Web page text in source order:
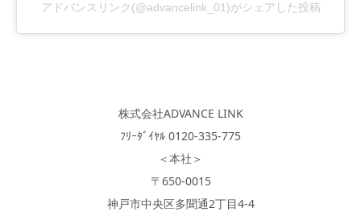
アドバンスリンク(@advancelink_01)がシェアした投稿
株式会社ADVANCE LINK
ﾌﾘｰﾀﾞｲﾔﾙ 0120-335-775
＜本社＞
〒650-0015
神戸市中央区多聞通2丁目4-4